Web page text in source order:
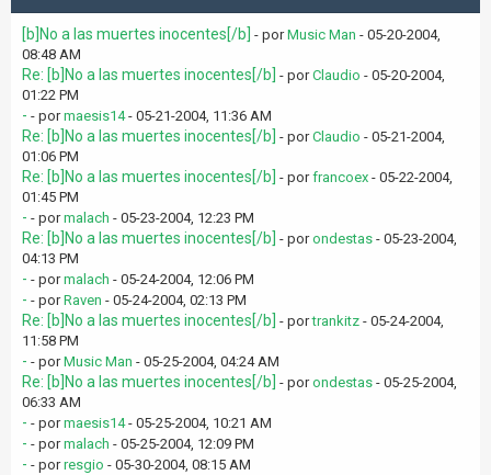
[b]No a las muertes inocentes[/b] - porMusic Man - 05-20-2004,
08:48 AM
Re: [b]No a las muertes inocentes[/b] - porClaudio - 05-20-2004,
01:22 PM
- - pormaesis14- 05-21-2004, 11:36 AM
Re: [b]No a las muertes inocentes[/b] - porClaudio - 05-21-2004,
01:06 PM
Re: [b]No a las muertes inocentes[/b] - porfrancoex - 05-22-2004,
01:45 PM
- - pormalach - 05-23-2004, 12:23 PM
Re: [b]No a las muertes inocentes[/b] - porondestas - 05-23-2004,
04:13 PM
- - pormalach - 05-24-2004, 12:06 PM
- - porRaven - 05-24-2004, 02:13 PM
Re: [b]No a las muertes inocentes[/b] - portrankitz - 05-24-2004,
11:58 PM
- - porMusic Man - 05-25-2004, 04:24 AM
Re: [b]No a las muertes inocentes[/b] - porondestas - 05-25-2004,
06:33 AM
- - pormaesis14- 05-25-2004, 10:21 AM
- - pormalach - 05-25-2004, 12:09 PM
- - porresgio - 05-30-2004, 08:15 AM